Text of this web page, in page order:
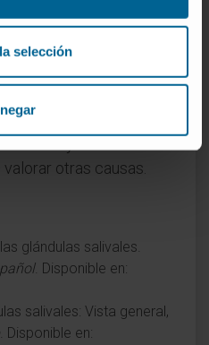
selección
sigue un patrón
marcadamente
ni gustativa. Si la
otras causas.
glándulas salivales.
. Disponible en:
salivales: Vista general,
. Disponible en: